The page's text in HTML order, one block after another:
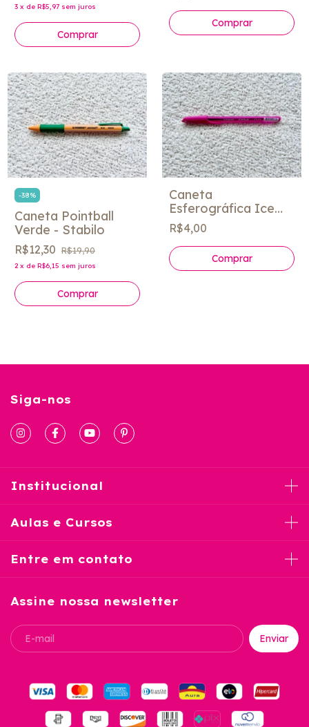
3 x de R$5,97 sem juros
Comprar
-38%
Caneta Pointball
Verde - Stabilo
R$12,30 R$19,90
2 x de R$6,15 sem juros
Caneta
Esferográfica Ice
Fun cores - Maped
R$4,00
Comprar
Siga-nos
Institucional
Aulas e Cursos
Entre em contato
Assine nossa newsletter